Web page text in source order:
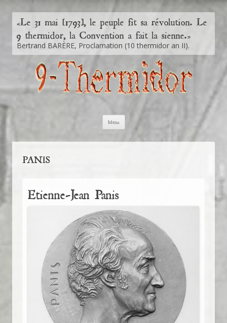
«Le 31 mai [1793], le peuple fit sa révolution. Le
9 thermidor, la Convention a fait la sienne.»
Bertrand BARÈRE, Proclamation (10 thermidor an II).
Menu
PANIS
Etienne-Jean Panis